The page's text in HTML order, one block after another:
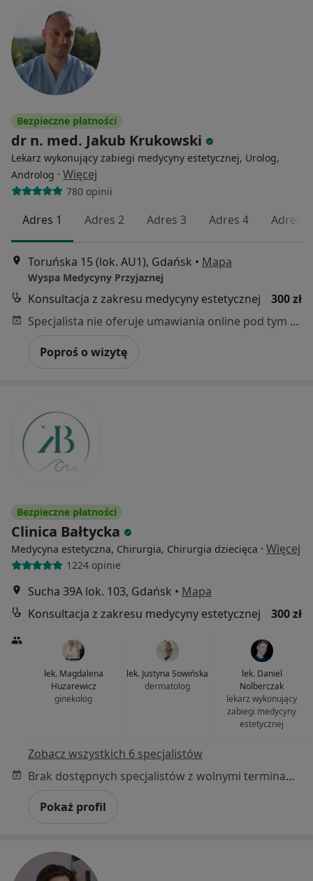
Bezpieczne płatności
dr n. med. Jakub Krukowski
Lekarz wykonujący zabiegi medycyny estetycznej, Urolog,
Androlog · Więcej
780 opinii
Adres 1 Adres 2 Adres 3 Adres 4 Adres 5
Toruńska 15 (lok. AU1), Gdańsk • Mapa
Wyspa Medycyny Przyjaznej
Konsultacja z zakresu medycyny estetycznej
300 zł
Specjalista nie oferuje umawiania online pod tym adresem.
Poproś o wizytę
Bezpieczne płatności
Clinica Bałtycka
Medycyna estetyczna, Chirurgia, Chirurgia dziecięca · Więcej
1224 opinie
Sucha 39A lok. 103, Gdańsk • Mapa
Konsultacja z zakresu medycyny estetycznej
300 zł
lek. Magdalena
Huzarewicz
ginekolog
lek. Justyna Sowińska
dermatolog
lek. Daniel
Nolberczak
lekarz wykonujący
zabiegi medycyny
estetycznej
Zobacz wszystkich 6 specjalistów
Brak dostępnych specjalistów z wolnymi terminami w tym centrum medycznym.
Pokaż profil